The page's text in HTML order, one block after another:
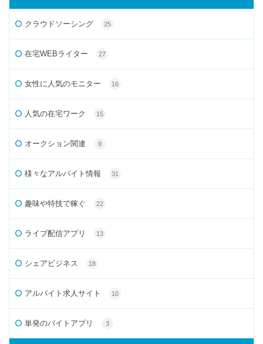
クラウドソーシング 25
在宅WEBライター 27
女性に人気のモニター 16
人気の在宅ワーク 15
オークション関連 9
様々なアルバイト情報 31
趣味や特技で稼ぐ 22
ライブ配信アプリ 13
シェアビジネス 18
アルバイト求人サイト 10
単発のバイトアプリ 3